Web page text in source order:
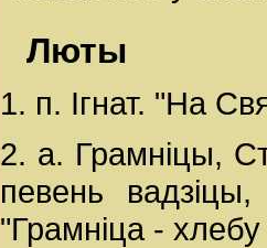
Люты
1. п. Ігнат. "На
2. а. Грамніцы,
певень
"Грамніца -